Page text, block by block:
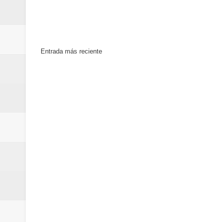
Entrada más reciente